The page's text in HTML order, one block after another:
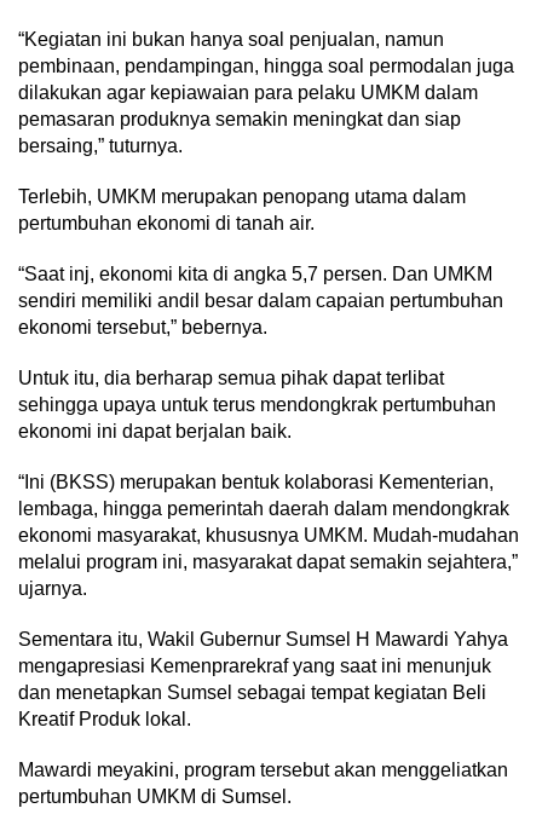
“Kegiatan ini bukan hanya soal penjualan, namun
pembinaan, pendampingan, hingga soal permodalan juga
dilakukan agar kepiawaian para pelaku UMKM dalam
pemasaran produknya semakin meningkat dan siap
bersaing,” tuturnya.
Terlebih, UMKM merupakan penopang utama dalam
pertumbuhan ekonomi di tanah air.
“Saat inj, ekonomi kita di angka 5,7 persen. Dan UMKM
sendiri memiliki andil besar dalam capaian pertumbuhan
ekonomi tersebut,” bebernya.
Untuk itu, dia berharap semua pihak dapat terlibat
sehingga upaya untuk terus mendongkrak pertumbuhan
ekonomi ini dapat berjalan baik.
“Ini (BKSS) merupakan bentuk kolaborasi Kementerian,
lembaga, hingga pemerintah daerah dalam mendongkrak
ekonomi masyarakat, khususnya UMKM. Mudah-mudahan
melalui program ini, masyarakat dapat semakin sejahtera,”
ujarnya.
Sementara itu, Wakil Gubernur Sumsel H Mawardi Yahya
mengapresiasi Kemenprarekraf yang saat ini menunjuk
dan menetapkan Sumsel sebagai tempat kegiatan Beli
Kreatif Produk lokal.
Mawardi meyakini, program tersebut akan menggeliatkan
pertumbuhan UMKM di Sumsel.